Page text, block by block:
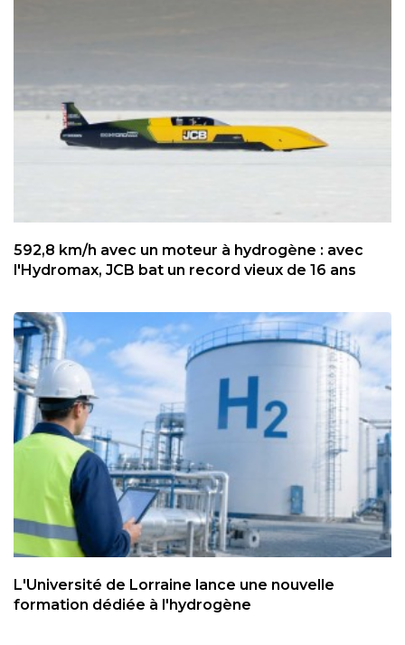
592,8 km/h avec un moteur à hydrogène : avec
l'Hydromax, JCB bat un record vieux de 16 ans
L'Université de Lorraine lance une nouvelle
formation dédiée à l'hydrogène